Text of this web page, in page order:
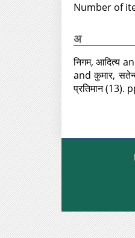
Number of
अ
निगम, आदित्य
andकुमार,
प्रतिमान (13).